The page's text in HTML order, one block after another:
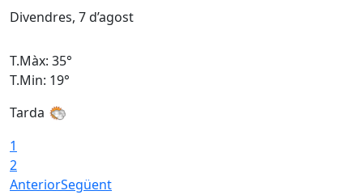
Divendres, 7 d’agost
T.Màx: 35°
T.Min: 19°
Tarda
1
2
AnteriorSegüent